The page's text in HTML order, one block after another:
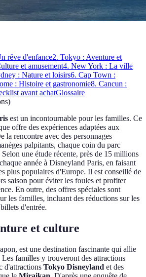
rêve d'enfance2. Tokyo : Aventure et
et amusement4. New York : La ville
: Nature et loisirs6. Cap Town :
: Histoire et gastronomie8. Cancun :
avant achatGlossaire
)
est un incontournable pour les familles. Ce
offre des expériences adaptées aux
la rencontre avec des personnages
palpitants, chaque coin du parc
une étude récente, près de 15 millions
année à Disneyland Paris, en faisant
plus populaires d'Europe. Il est conseillé de
saison pour éviter les foules et profiter
En outre, des offres spéciales sont
les familles, incluant des réductions sur les
d'entrée.
et culture
est une destination fascinante qui allie
familles y trouveront des attractions
d'attractions Tokyo Disneyland et des